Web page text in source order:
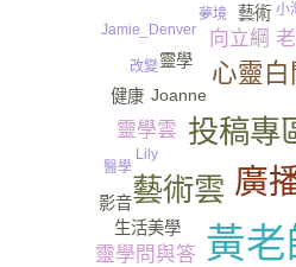
黃老
廣
投稿專
藝術雲
心靈白
靈學問與答
靈學雲
向立綱
Joanne
靈學
影音
生活美學
健康
藝術
Lily
醫學
夢境 小
Jamie_Denver
改變